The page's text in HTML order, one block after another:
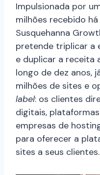
Impulsionada por
milhões recebido
Susquehanna
pretende triplicar a
e duplicar a receita
longo de dez anos,
milhões de sites e
label: os clientes
digitais,
empresas de
para oferecer a
sites a seus clientes.